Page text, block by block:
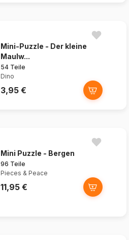
Mini-Puzzle - Der kleine
Maulw...
54 Teile
Dino
3,95 €
Mini Puzzle - Bergen
96 Teile
Pieces & Peace
11,95 €